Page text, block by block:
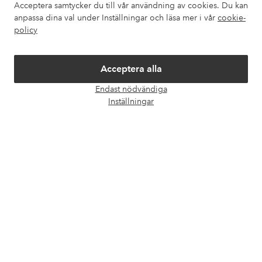
Acceptera samtycker du till vår användning av cookies. Du kan
anpassa dina val under Inställningar och läsa mer i vår cookie-
policy
Acceptera alla
Endast nödvändiga
Inställningar
Om Ellos
Villkor